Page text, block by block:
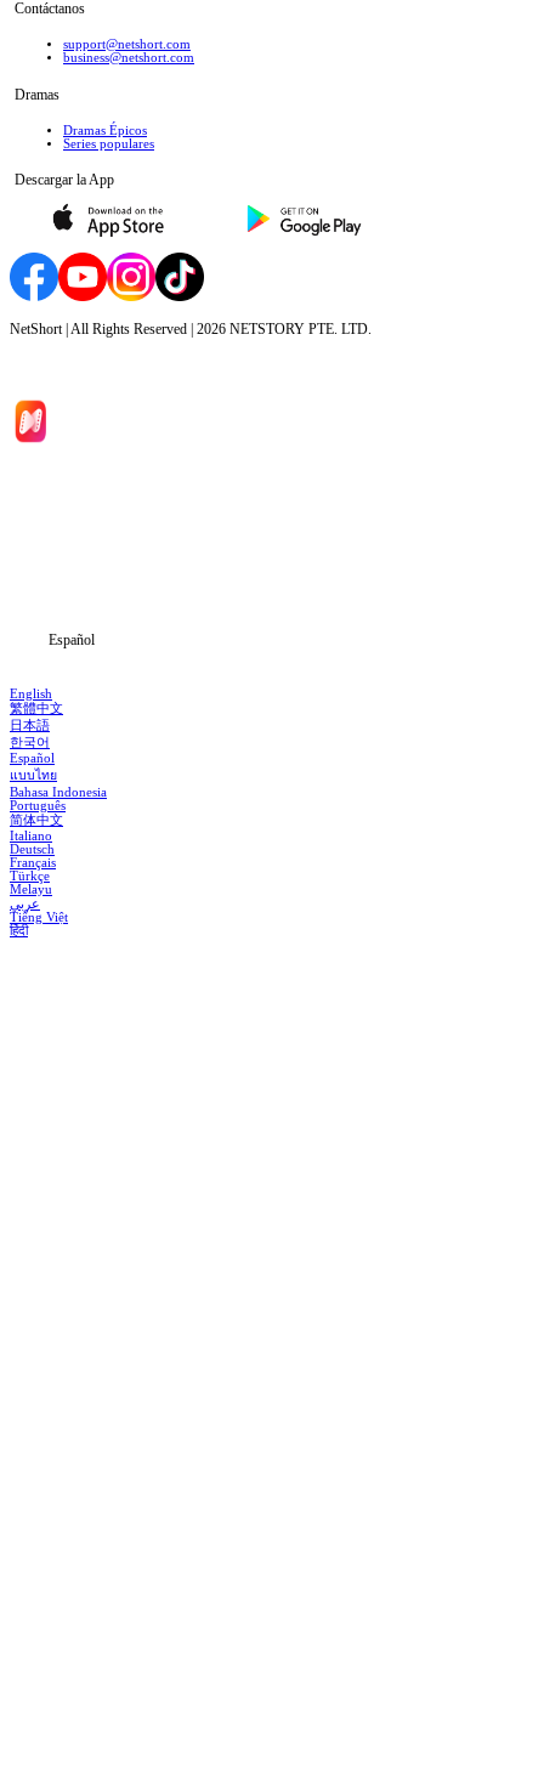
Contáctanos
support@netshort.com
business@netshort.com
Dramas
Dramas Épicos
Series populares
Descargar la App
NetShort | All Rights Reserved | 2026 NETSTORY PTE. LTD.
Español
English
繁體中文
日本語
한국어
Español
แบบไทย
Bahasa Indonesia
Português
简体中文
Italiano
Deutsch
Français
Türkçe
Melayu
عربي
Tiếng Việt
हिंदी